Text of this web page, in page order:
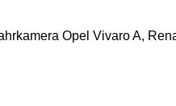
Opel Vivaro A,